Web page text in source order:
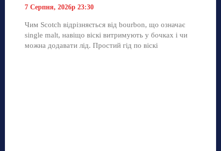
7 Серпня, 2026р 23:30
Чим Scotch відрізняється від bourbon, що означає
single malt, навіщо віскі витримують у бочках і чи
можна додавати лід. Простий гід по віскі